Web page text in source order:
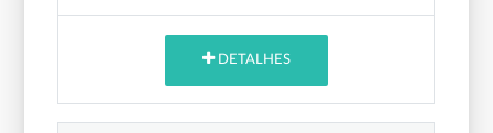
DETALHES